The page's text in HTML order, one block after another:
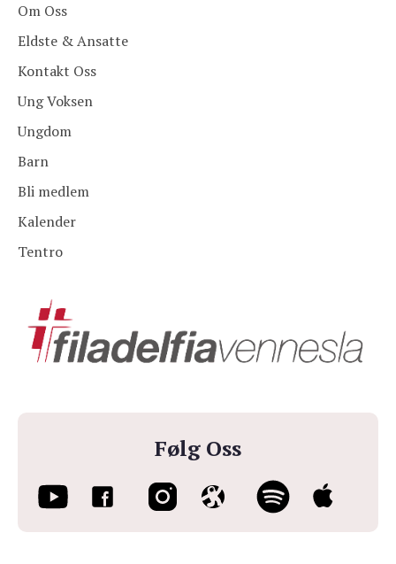
Følg Oss
Om Oss
Eldste & Ansatte
Kontakt Oss
Ung Voksen
Ungdom
Barn
Bli medlem
Kalender
Tentro